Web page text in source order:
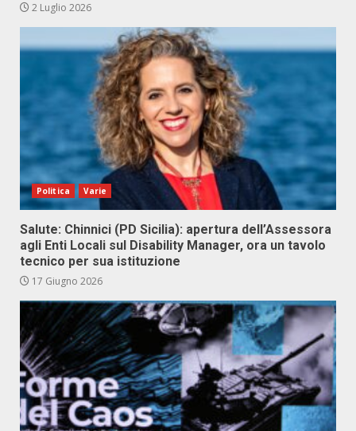
2 Luglio 2026
Politica Varie
Salute: Chinnici (PD Sicilia): apertura dell’Assessora
agli Enti Locali sul Disability Manager, ora un tavolo
tecnico per sua istituzione
17 Giugno 2026